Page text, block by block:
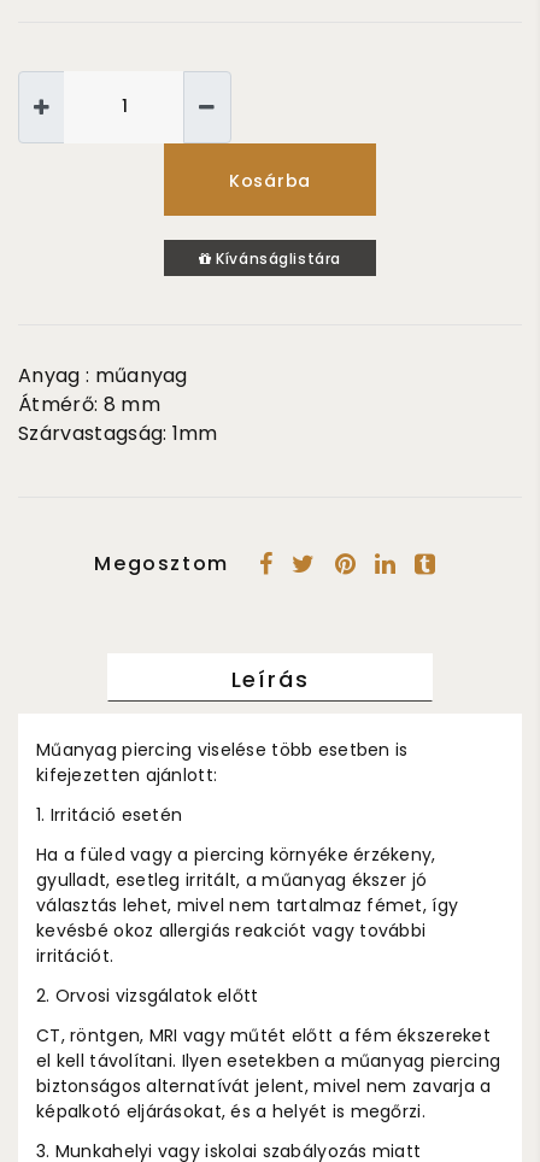
Kosárba
Kívánságlistára
Anyag : műanyag
Átmérő: 8 mm
Szárvastagság: 1mm
Megosztom
Leírás
Műanyag piercing viselése több esetben is
kifejezetten ajánlott:
1. Irritáció esetén
Ha a füled vagy a piercing környéke érzékeny,
gyulladt, esetleg irritált, a műanyag ékszer jó
választás lehet, mivel nem tartalmaz fémet, így
kevésbé okoz allergiás reakciót vagy további
irritációt.
2. Orvosi vizsgálatok előtt
CT, röntgen, MRI vagy műtét előtt a fém ékszereket
el kell távolítani. Ilyen esetekben a műanyag piercing
biztonságos alternatívát jelent, mivel nem zavarja a
képalkotó eljárásokat, és a helyét is megőrzi.
3. Munkahelyi vagy iskolai szabályozás miatt